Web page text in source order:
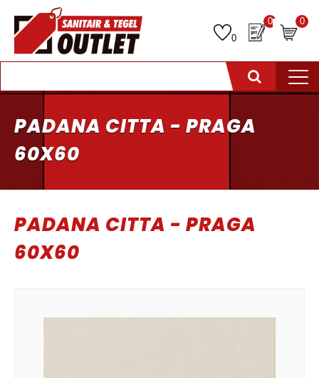
0
0 0
PADANA CITTA - PRAGA
60X60
PADANA CITTA - PRAGA
60X60